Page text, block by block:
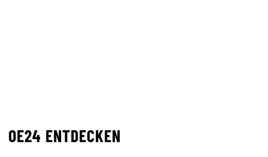
OE24 ENTDECKEN